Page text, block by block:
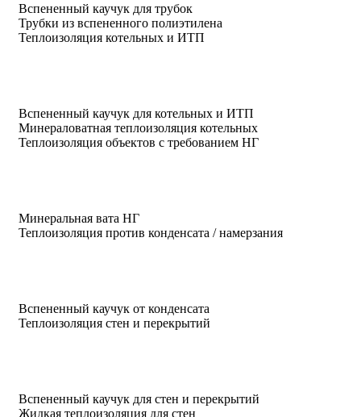
Вспененный каучук для трубок
Трубки из вспененного полиэтилена
Теплоизоляция котельных и ИТП
Вспененный каучук для котельных и ИТП
Минераловатная теплоизоляция котельных
Теплоизоляция объектов с требованием НГ
Минеральная вата НГ
Теплоизоляция против конденсата / намерзания
Вспененный каучук от конденсата
Теплоизоляция стен и перекрытий
Вспененный каучук для стен и перекрытий
Жидкая теплоизоляция для стен